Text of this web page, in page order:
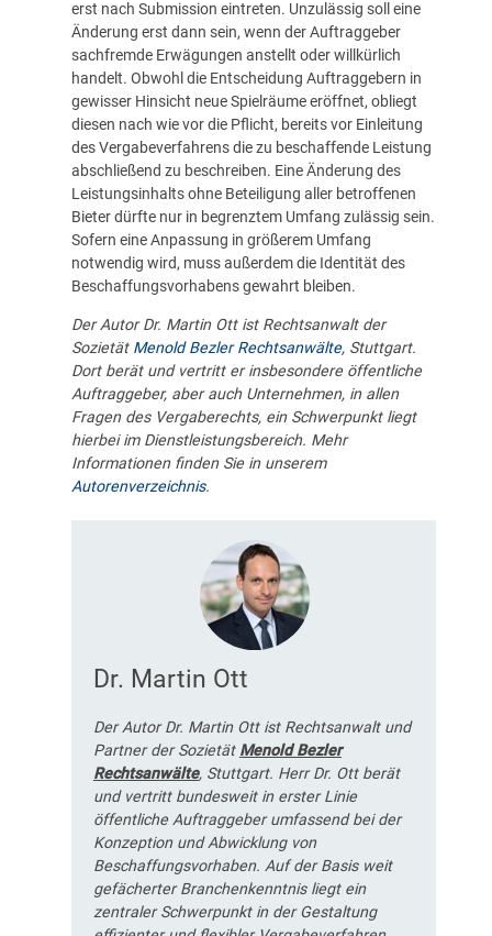
erst nach Submission eintreten. Unzulässig soll eine
Änderung erst dann sein, wenn der Auftraggeber
sachfremde Erwägungen anstellt oder willkürlich
handelt. Obwohl die Entscheidung Auftraggebern in
gewisser Hinsicht neue Spielräume eröffnet, obliegt
diesen nach wie vor die Pflicht, bereits vor Einleitung
des Vergabeverfahrens die zu beschaffende Leistung
abschließend zu beschreiben. Eine Änderung des
Leistungsinhalts ohne Beteiligung aller betroffenen
Bieter dürfte nur in begrenztem Umfang zulässig sein.
Sofern eine Anpassung in größerem Umfang
notwendig wird, muss außerdem die Identität des
Beschaffungsvorhabens gewahrt bleiben.
Der Autor Dr. Martin Ott ist Rechtsanwalt der
Sozietät Menold Bezler Rechtsanwälte, Stuttgart.
Dort berät und vertritt er insbesondere öffentliche
Auftraggeber, aber auch Unternehmen, in allen
Fragen des Vergaberechts, ein Schwerpunkt liegt
hierbei im Dienstleistungsbereich. Mehr
Informationen finden Sie in unserem
Autorenverzeichnis.
Dr. Martin Ott
Der Autor Dr. Martin Ott ist Rechtsanwalt und
Partner der Sozietät Menold Bezler
Rechtsanwälte, Stuttgart. Herr Dr. Ott berät
und vertritt bundesweit in erster Linie
öffentliche Auftraggeber umfassend bei der
Konzeption und Abwicklung von
Beschaffungsvorhaben. Auf der Basis weit
gefächerter Branchenkenntnis liegt ein
zentraler Schwerpunkt in der Gestaltung